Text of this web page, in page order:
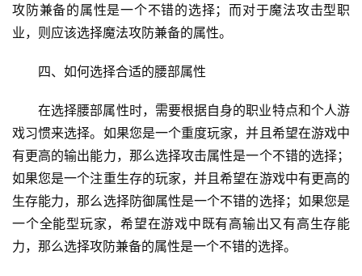
攻防兼备的属性是一个不错的选择；而对于魔法攻击型职
业，则应该选择魔法攻防兼备的属性。
四、如何选择合适的腰部属性
在选择腰部属性时，需要根据自身的职业特点和个人游
戏习惯来选择。如果您是一个重度玩家，并且希望在游戏中
有更高的输出能力，那么选择攻击属性是一个不错的选择；
如果您是一个注重生存的玩家，并且希望在游戏中有更高的
生存能力，那么选择防御属性是一个不错的选择；如果您是
一个全能型玩家，希望在游戏中既有高输出又有高生存能
力，那么选择攻防兼备的属性是一个不错的选择。